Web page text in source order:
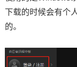
下载的时候会有个
的。